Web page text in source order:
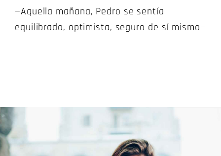
—Aquella mañana, Pedro se sentía
equilibrado, optimista, seguro de sí mismo—